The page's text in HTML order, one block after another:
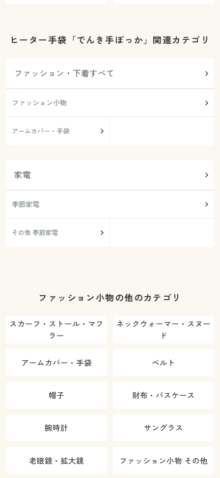
ヒーター手袋「でんき手ぽっか」関連カテゴリ
ファッション・下着すべて
ファッション小物
アームカバー・手袋
家電
季節家電
その他 季節家電
ファッション小物の他のカテゴリ
スカーフ・ストール・マフ
ラー
ネックウォーマー・スヌー
ド
アームカバー・手袋 ベルト
帽子 財布・パスケース
腕時計 サングラス
老眼鏡・拡大鏡 ファッション小物 その他